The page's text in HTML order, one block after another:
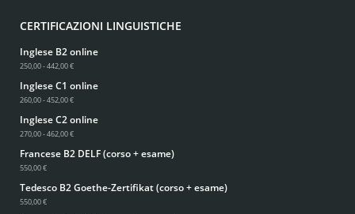
CERTIFICAZIONI LINGUISTICHE
Inglese B2 online
250,00 - 442,00 €
Inglese C1 online
260,00 - 452,00 €
Inglese C2 online
270,00 - 462,00 €
Francese B2 DELF (corso + esame)
550,00 €
Tedesco B2 Goethe-Zertifikat (corso + esame)
550,00 €